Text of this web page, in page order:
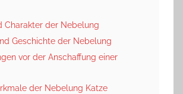
Charakter der Nebelung
Geschichte der Nebelung
vor der Anschaffung einer
der Nebelung Katze